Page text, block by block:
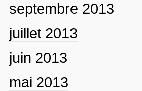
septembre 2013
juillet 2013
juin 2013
mai 2013